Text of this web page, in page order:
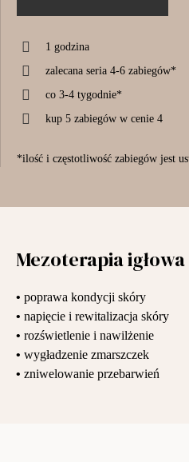
1 godzina
zalecana seria 4-6 zabiegów*
co 3-4 tygodnie*
kup 5 zabiegów w cenie 4
*ilość i częstotliwość zabiegów jest
Mezoterapia
• poprawa kondycji skóry
• napięcie i rewitalizacja skóry
• rozświetlenie i nawilżenie
• wygładzenie zmarszczek
• zniwelowanie przebarwień